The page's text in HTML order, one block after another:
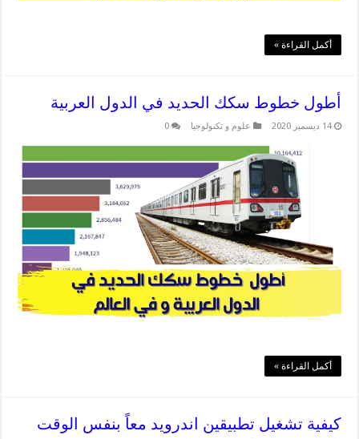
أكمل القراءة »
أطول خطوط سكك الحديد في الدول العربية
14 ديسمبر 2020 علوم و تكنولوجيا 0
أكمل القراءة »
كيفية تشغيل تطبيقين اندرويد معاً بنفس الوقت